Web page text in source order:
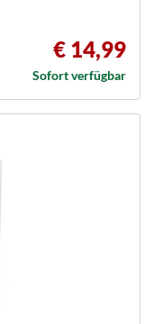
€ 14,99
Sofort verfügbar